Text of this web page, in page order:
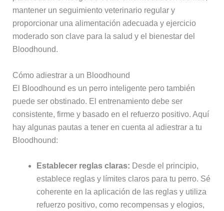
mantener un seguimiento veterinario regular y
proporcionar una alimentación adecuada y ejercicio
moderado son clave para la salud y el bienestar del
Bloodhound.
Cómo adiestrar a un Bloodhound
El Bloodhound es un perro inteligente pero también
puede ser obstinado. El entrenamiento debe ser
consistente, firme y basado en el refuerzo positivo. Aquí
hay algunas pautas a tener en cuenta al adiestrar a tu
Bloodhound:
Establecer reglas claras: Desde el principio,
establece reglas y límites claros para tu perro. Sé
coherente en la aplicación de las reglas y utiliza
refuerzo positivo, como recompensas y elogios,